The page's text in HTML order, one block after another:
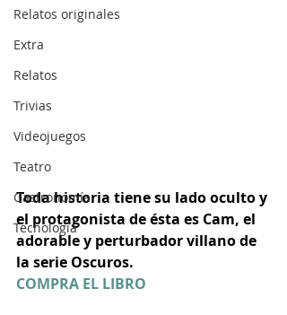
Relatos originales
Extra
Relatos
Trivias
Videojuegos
Teatro
Gastronomía
Tecnología
Toda historia tiene su lado oculto y
el protagonista de ésta es Cam, el
adorable y perturbador villano de
la serie Oscuros.
COMPRA EL LIBRO